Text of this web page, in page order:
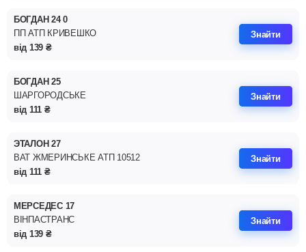
МЕРСЕДЕС 17
ВІНПАСТРАНС
від 139 ₴
Знайти
БОГДАН 24 0
ПП АТП КРИВЕШКО
від 139 ₴
Знайти
БОГДАН 25
ШАРГОРОДСЬКЕ
від 111 ₴
Знайти
ЭТАЛОН 27
ВАТ ЖМЕРИНСЬКЕ АТП 10512
від 111 ₴
Знайти